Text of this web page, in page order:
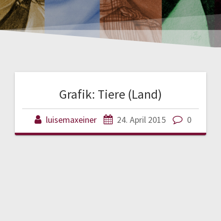
Grafik: Tiere (Land)
luisemaxeiner 24. April 2015 0